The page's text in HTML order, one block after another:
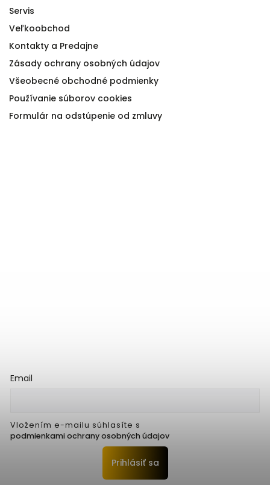
Servis
Veľkoobchod
Kontakty a Predajne
Zásady ochrany osobných údajov
Všeobecné obchodné podmienky
Používanie súborov cookies
Formulár na odstúpenie od zmluvy
Email
Vložením e-mailu súhlasíte s
podmienkami ochrany osobných údajov
Prihlásiť sa